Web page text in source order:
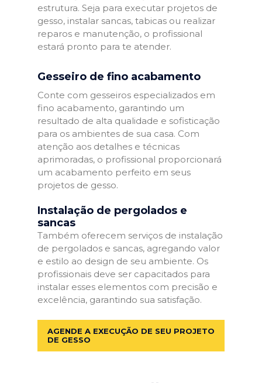
estrutura. Seja para executar projetos de
gesso, instalar sancas, tabicas ou realizar
reparos e manutenção, o profissional
estará pronto para te atender.
Gesseiro de fino acabamento
Conte com gesseiros especializados em
fino acabamento, garantindo um
resultado de alta qualidade e sofisticação
para os ambientes de sua casa. Com
atenção aos detalhes e técnicas
aprimoradas, o profissional proporcionará
um acabamento perfeito em seus
projetos de gesso.
Instalação de pergolados e
sancas
Também oferecem serviços de instalação
de pergolados e sancas, agregando valor
e estilo ao design de seu ambiente. Os
profissionais deve ser capacitados para
instalar esses elementos com precisão e
excelência, garantindo sua satisfação.
AGENDE A EXECUÇÃO DE SEU PROJETO
DE GESSO